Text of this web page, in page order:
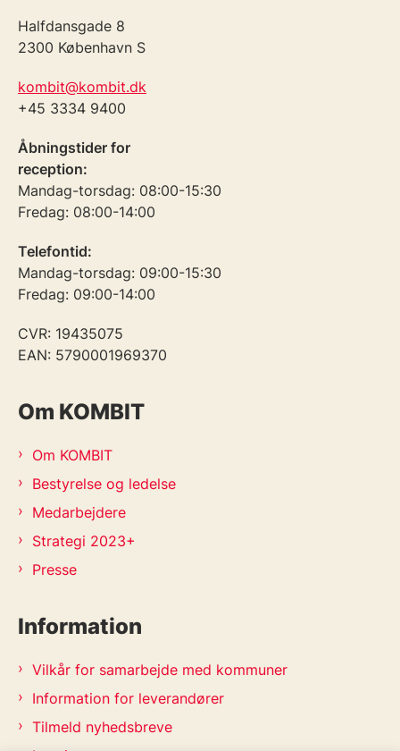
Halfdansgade 8
2300 København S
kombit@kombit.dk
+45 3334 9400
Åbningstider for
reception:
Mandag-torsdag: 08:00-15:30
Fredag: 08:00-14:00
Telefontid:
Mandag-torsdag: 09:00-15:30
Fredag: 09:00-14:00
CVR: 19435075
EAN: 5790001969370
Om KOMBIT
Om KOMBIT
Bestyrelse og ledelse
Medarbejdere
Strategi 2023+
Presse
Information
Vilkår for samarbejde med kommuner
Information for leverandører
Tilmeld nyhedsbreve